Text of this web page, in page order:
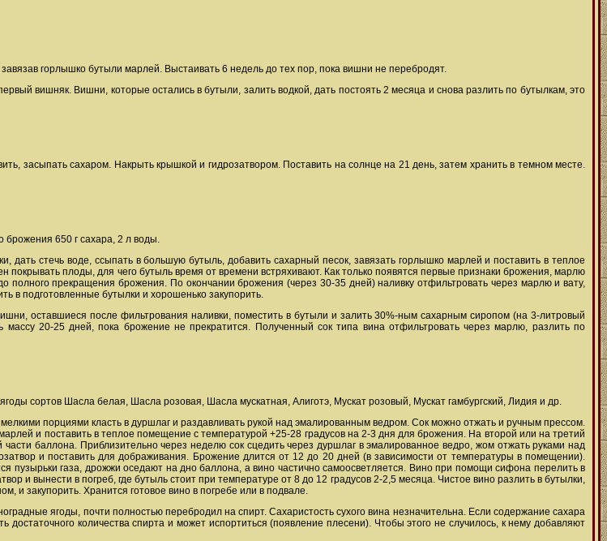
горлышко бутыли марлей. Выстаивать 6 недель до тех пор, пока вишни не перебродят.
вишняк. Вишни, которые остались в бутыли, залить водкой, дать постоять 2 месяца и снова разлить по бутылкам, это
засыпать сахаром. Накрыть крышкой и гидрозатвором. Поставить на солнце на 21 день, затем хранить в темном месте.
брожения 650 г сахара, 2 л воды.
стечь воде, ссыпать в большую бутыль, добавить сахарный песок, завязать горлышко марлей и поставить в теплое
плоды, для чего бутыль время от времени встряхивают. Как только появятся первые признаки брожения, марлю
полного прекращения брожения. По окончании брожения (через 30-35 дней) наливку отфильтровать через марлю и вату,
в подготовленные бутылки и хорошенько закупорить.
оставшиеся после фильтрования наливки, поместить в бутыли и залить 30%-ным сахарным сиропом (на 3-литровый
20-25 дней, пока брожение не прекратится. Полученный сок типа вина отфильтровать через марлю, разлить по
сортов Шасла белая, Шасла розовая, Шасла мускатная, Алиготэ, Мускат розовый, Мускат гамбургский, Лидия и др.
порциями класть в дуршлаг и раздавливать рукой над эмалированным ведром. Сок можно отжать и ручным прессом.
и поставить в теплое помещение с температурой +25-28 градусов на 2-3 дня для брожения. На второй или на третий
баллона. Приблизительно через неделю сок сцедить через дуршлаг в эмалированное ведро, жом отжать руками над
и поставить для дображивания. Брожение длится от 12 до 20 дней (в зависимости от температуры в помещении).
пузырьки газа, дрожжи оседают на дно баллона, а вино частично самоосветляется. Вино при помощи сифона перелить в
и вынести в погреб, где бутыль стоит при температуре от 8 до 12 градусов 2-2,5 месяца. Чистое вино разлить в бутылки,
и закупорить. Хранится готовое вино в погребе или в подвале.
ягоды, почти полностью перебродил на спирт. Сахаристость сухого вина незначительна. Если содержание сахара
количества спирта и может испортиться (появление плесени). Чтобы этого не случилось, к нему добавляют